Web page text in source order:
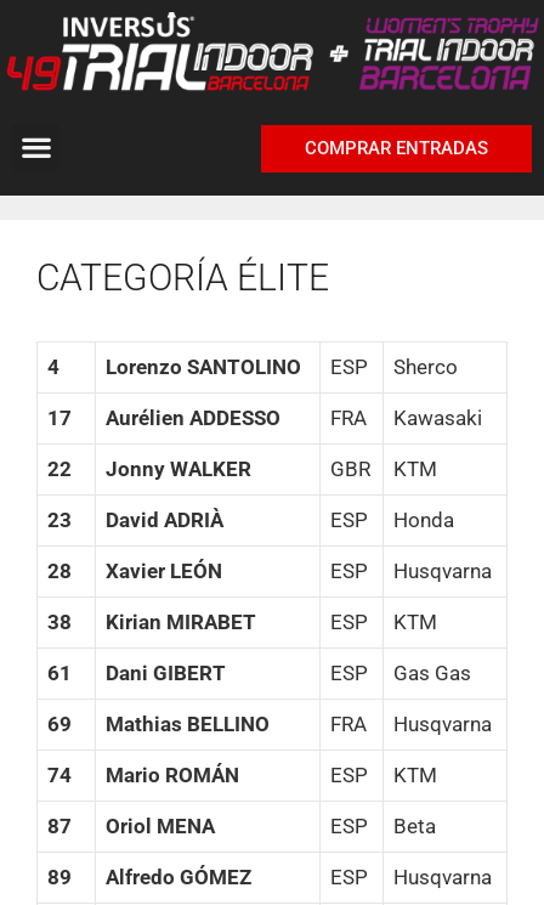
COMPRAR ENTRADAS
CATEGORÍA ÉLITE
4 Lorenzo SANTOLINO ESP Sherco
17 Aurélien ADDESSO FRA Kawasaki
22 Jonny WALKER GBR KTM
23 David ADRIÀ ESP Honda
28 Xavier LEÓN ESP Husqvarna
38 Kirian MIRABET ESP KTM
61 Dani GIBERT ESP Gas Gas
69 Mathias BELLINO FRA Husqvarna
74 Mario ROMÁN ESP KTM
87 Oriol MENA ESP Beta
89 Alfredo GÓMEZ ESP Husqvarna